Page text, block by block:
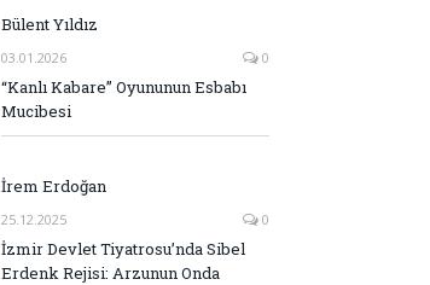
Bülent Yıldız
03.01.2026 0
“Kanlı Kabare” Oyununun Esbabı
Mucibesi
İrem Erdoğan
25.12.2025 0
İzmir Devlet Tiyatrosu’nda Sibel
Erdenk Rejisi: Arzunun Onda